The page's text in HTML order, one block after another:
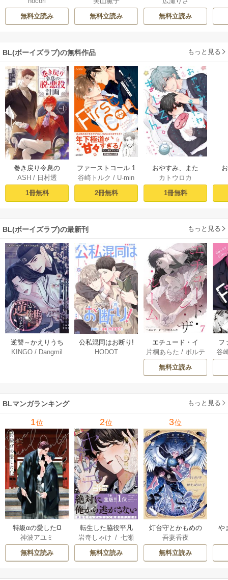
様【単行本版】
無料立読み
無料立読み
無料立読み
BL(ボーイズラブ)の無料作品 もっと見る
巻き戻り令息の
脱・悪役計画１
ASH / 日村透
1冊無料
ファーストコール 1
～童貞外科医、年
下ヤクザの嫁にさ
れそうです！～
ア限定描き下ろし
谷崎トルク / U-min
2冊無料
おやすみ、また
ね。ましろくん。
【電子限定漫画付
き】
カトウロカ
1冊無料
BL(ボーイズラブ)の最新刊 もっと見る
逆讐～かえりうち
～【タテヨミ】 36
KINGO / Dangmil
公私混同はお断り!
【タテヨミ】 67巻
HODOT
エチュード・イ
ン・ザ・ルーム[Blu
Mellow] 7巻
片桐あらた / ボルテ
ージ
無料立読み
フ
～
ア
谷
BLマンガランキング もっと見る
1位
特級αの愛したΩ
神波アユミ
無料立読み
2位
転生した脇役平凡
な僕は、美形第二
王子をヤンデレに
してしまった【シ
岩奇しゃけ /七瀬
おむ
無料立読み
3位
灯台守とかもめの
子
吾妻香夜
無料立読み
や